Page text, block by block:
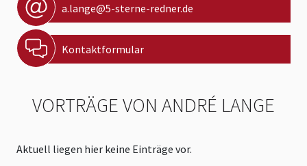
a.lange@5-sterne-redner.de
Kontaktformular
VORTRÄGE VON ANDRÉ LANGE
Aktuell liegen hier keine Einträge vor.